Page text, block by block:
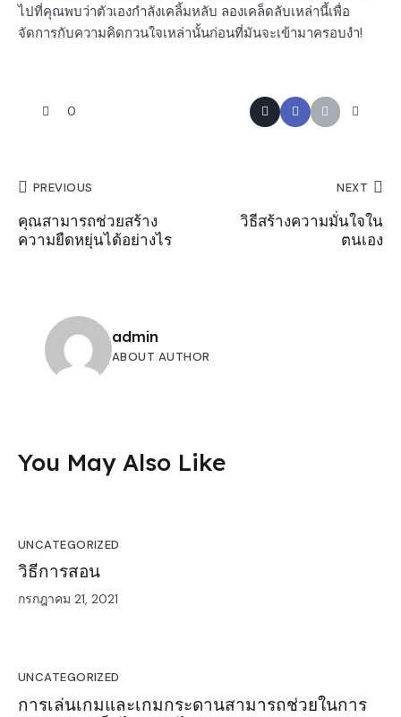
ไปที่คุณพบว่าตัวเองกำลังเคลิ้มหลับ ลองเคล็ดลับเหล่านี้เพื่อ
จัดการกับความคิดกวนใจเหล่านั้นก่อนที่มันจะเข้ามาครอบงำ!
0
PREVIOUS
คุณสามารถช่วยสร้าง
ความยืดหยุ่นได้อย่างไร
NEXT
วิธีสร้างความมั่นใจใน
ตนเอง
admin
ABOUT AUTHOR
You May Also Like
UNCATEGORIZED
วิธีการสอน
กรกฎาคม 21, 2021
UNCATEGORIZED
การเล่นเกมและเกมกระดานสามารถช่วยในการ